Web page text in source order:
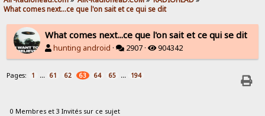
What comes next...ce que l'on sait et ce qui se dit
What comes next...ce que l'on sait et ce qui se dit
hunting android · 2907 · 904342
Pages: 1 ... 61 62 63 64 65 ... 194
0 Membres et 3 Invités sur ce sujet